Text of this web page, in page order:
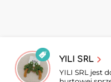
hurtownicy
klasycznych po
YILI SRL
YILI SRL jest